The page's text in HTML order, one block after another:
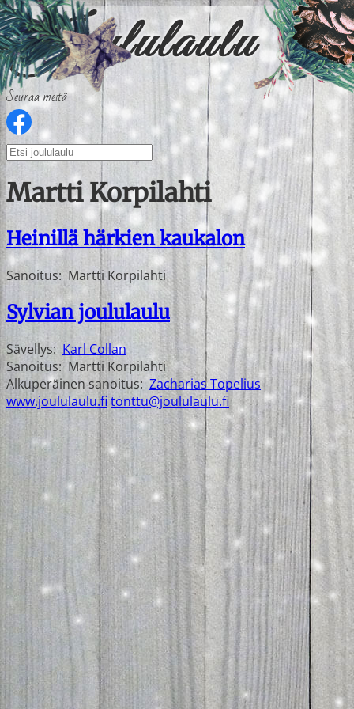
Seuraa meitä
Martti Korpilahti
Heinillä härkien kaukalon
Sanoitus: Martti Korpilahti
Sylvian joululaulu
Sävellys: Karl Collan
Sanoitus: Martti Korpilahti
Alkuperäinen sanoitus:Zacharias Topelius
www.joululaulu.fitonttu@joululaulu.fi